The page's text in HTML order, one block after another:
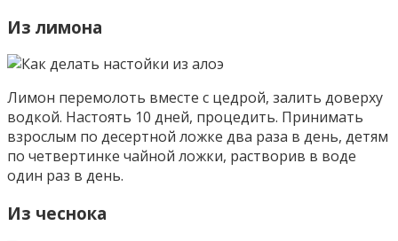
Из лимона
Лимон перемолоть вместе с цедрой, залить доверху
водкой. Настоять 10 дней, процедить. Принимать
взрослым по десертной ложке два раза в день, детям
по четвертинке чайной ложки, растворив в воде
один раз в день.
Из чеснока